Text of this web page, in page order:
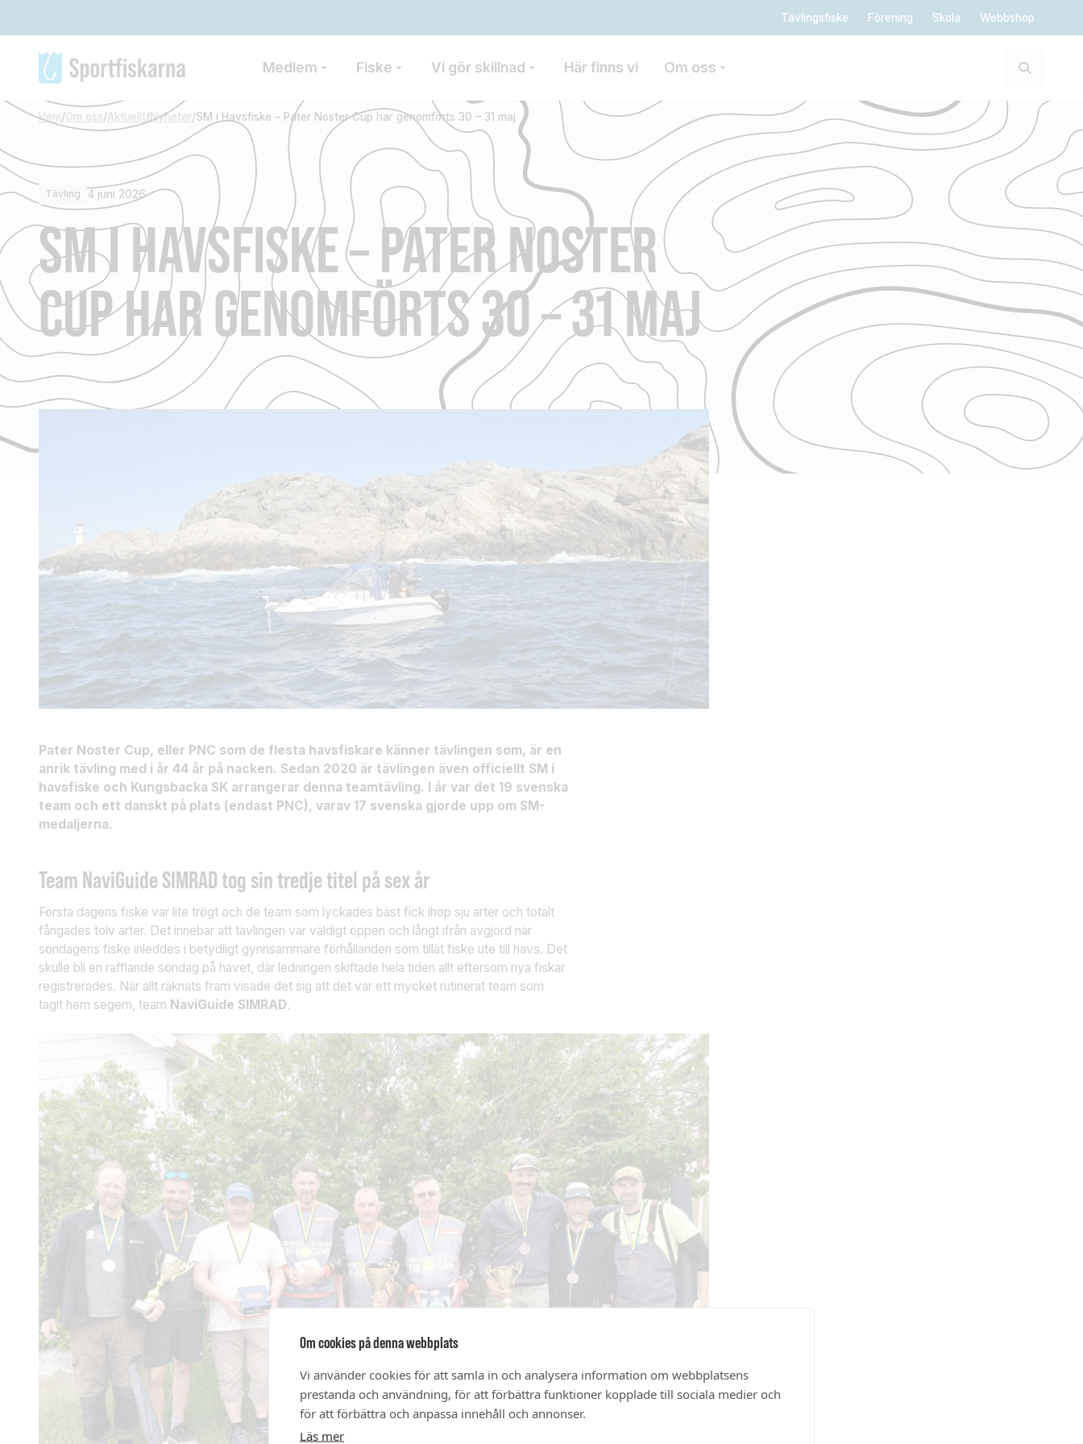
Om cookies på denna webbplats
Vi använder cookies för att samla in och analysera information om webbplatsens
prestanda och användning, för att förbättra funktioner kopplade till sociala medier och
för att förbättra och anpassa innehåll och annonser.
Läs mer
Tävlingsfiske Förening Skola Webbshop
Medlem Fiske Vi gör skillnad Här finns vi Om oss
Hem/Om oss/Aktuellt/Nyheter/SM i Havsfiske – Pater Noster Cup har genomförts 30 – 31 maj
Tävling 4 juni 2026
SM I HAVSFISKE – PATER NOSTER
CUP HAR GENOMFÖRTS 30 – 31 MAJ
Pater Noster Cup, eller PNC som de flesta havsfiskare känner tävlingen som, är en
anrik tävling med i år 44 år på nacken. Sedan 2020 är tävlingen även officiellt SM i
havsfiske och Kungsbacka SK arrangerar denna teamtävling. I år var det 19 svenska
team och ett danskt på plats (endast PNC), varav 17 svenska gjorde upp om SM-
medaljerna.
Team NaviGuide SIMRADtog sin tredje titel på sex år
Första dagens fiske var lite trögt och de team som lyckades bäst fick ihop sju arter och totalt
fångades tolv arter. Det innebar att tävlingen var väldigt öppen och långt ifrån avgjord när
söndagens fiske inleddes i betydligt gynnsammare förhållanden som tillät fiske ute till havs. Det
skulle bli en rafflande söndag på havet, där ledningen skiftade hela tiden allt eftersom nya fiskar
registrerades. När allt räknats fram visade det sig att det var ett mycket rutinerat team som
tagit hem segern, team NaviGuide SIMRAD.